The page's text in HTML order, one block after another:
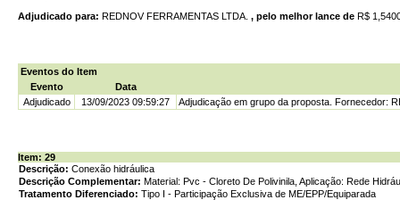
Adjudicado para: REDNOV FERRAMENTAS LTDA. , pelo melhor lance de R$
Eventos do Item
Evento
Data
Adjudicado
13/09/2023 09:59:27 Adjudicação em grupo da proposta. Fornecedor:
Item: 29
Descrição: Conexão hidráulica
Descrição Complementar: Material: Pvc - Cloreto De Polivinila, Aplicação: Rede
Tratamento Diferenciado: Tipo I - Participação Exclusiva de ME/EPP/Equiparada